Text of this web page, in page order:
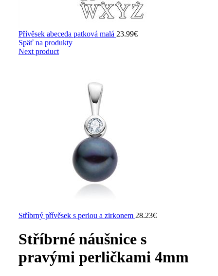
Přívěsek abeceda patková malá 23.99€
Späť na produkty
Next product
Stříbrný přívěsek s perlou a zirkonem 28.23€
Stříbrné náušnice s
pravými perličkami 4mm